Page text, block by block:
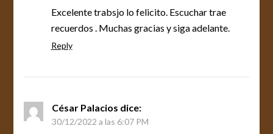
Excelente trabsjo lo felicito. Escuchar trae
recuerdos . Muchas gracias y siga adelante.
Reply
César Palacios dice:
30/12/2022 a las 6:07 PM